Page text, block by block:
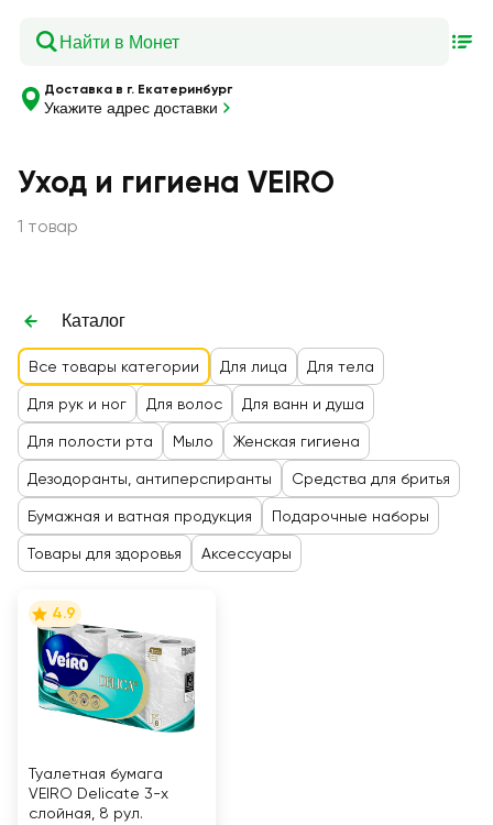
Доставка в г. Екатеринбург
Укажите адрес доставки
Уход и гигиена VEIRO
1 товар
Каталог
Все товары категории Для лица Для тела
Для рук и ног Для волос Для ванн и душа
Для полости рта Мыло Женская гигиена
Дезодоранты, антиперспиранты Средства для бритья
Бумажная и ватная продукция Подарочные наборы
Товары для здоровья Аксессуары
4.9
Туалетная бумага
VEIRO Delicate 3-х
слойная, 8 рул.